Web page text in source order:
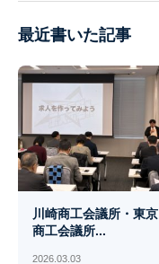
最近書いた記事
川崎商工会議所・東京
商工会議所...
2026.03.03